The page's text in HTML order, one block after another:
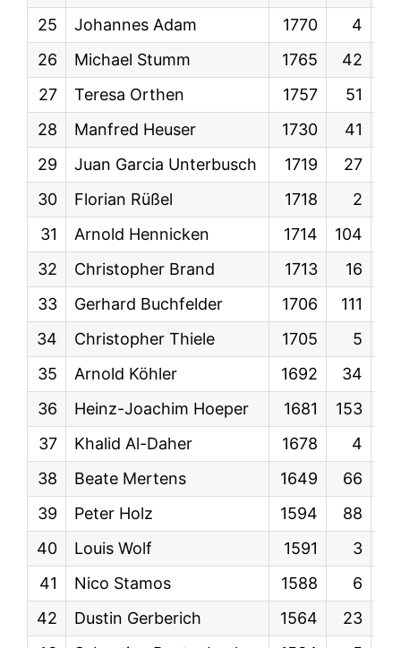
25
Johannes Adam 1770 4
26
Michael Stumm 1765 42
27
Teresa Orthen 1757 51
28
Manfred Heuser 1730 41
29
Juan Garcia Unterbusch 1719 27
30
Florian Rüßel 1718 2
31
Arnold Hennicken 1714 104
32
Christopher Brand 1713 16
33
Gerhard Buchfelder 1706 111
34
Christopher Thiele 1705 5
35
Arnold Köhler 1692 34
36
Heinz-Joachim Hoeper 1681 153
37
Khalid Al-Daher 1678 4
38
Beate Mertens 1649 66
39
Peter Holz 1594 88
40
Louis Wolf 1591 3
41
Nico Stamos 1588 6
42
Dustin Gerberich 1564 23